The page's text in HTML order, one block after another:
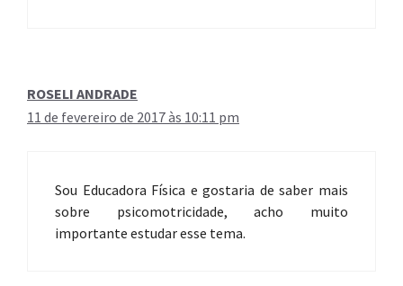
ROSELI ANDRADE
11 de fevereiro de 2017 às 10:11 pm
Sou Educadora Física e gostaria de saber mais
sobre psicomotricidade, acho muito
importante estudar esse tema.